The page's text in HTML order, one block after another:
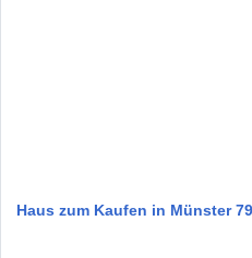
Haus zum Kaufen in Münster